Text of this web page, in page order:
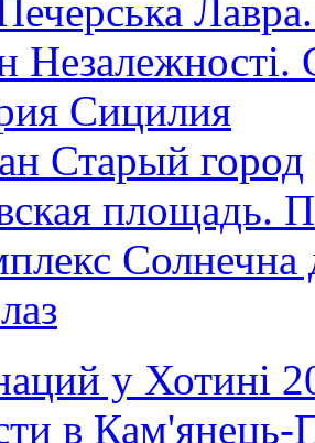
Незалежності.
Сицилия
Старый город
площадь.
Солнечна
у Хотині
в Кам'янець-